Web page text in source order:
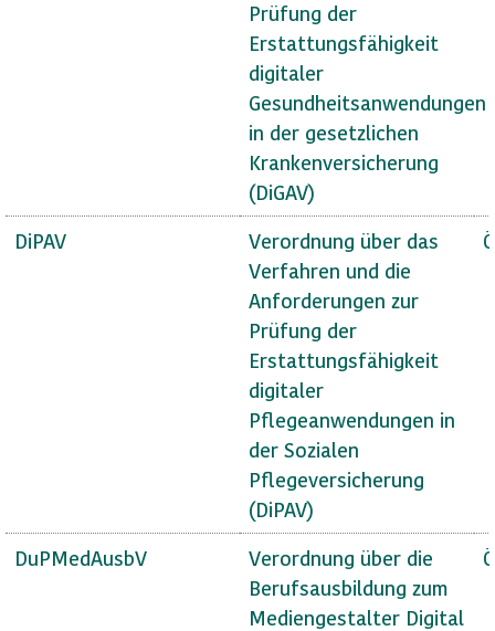
Prüfung der
Erstattungsfähigkeit
digitaler
Gesundheitsanwendungen
in der gesetzlichen
Krankenversicherung
(DiGAV)
DiPAV
Verordnung über das
Verfahren und die
Anforderungen zur
Prüfung der
Erstattungsfähigkeit
digitaler
Pflegeanwendungen in
der Sozialen
Pflegeversicherung
(DiPAV)
DuPMedAusbV
Verordnung über die
Berufsausbildung zum
Mediengestalter Digital